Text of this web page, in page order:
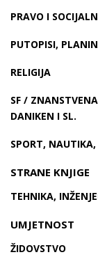
PRAVO I
PUTOPISI,
RELIGIJA
SF /
DANIKEN I SL.
SPORT,
STRANE KNJIGE
TEHNIKA,
UMJETNOST
ŽIDOVSTVO